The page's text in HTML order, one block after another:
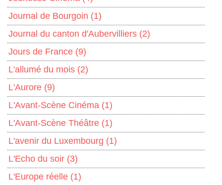
Journal de Bourgoin (1)
Journal du canton d'Aubervilliers (2)
Jours de France (9)
L'allumé du mois (2)
L'Aurore (9)
L'Avant-Scène Cinéma (1)
L'Avant-Scène Théâtre (1)
L'avenir du Luxembourg (1)
L'Echo du soir (3)
L'Europe réelle (1)